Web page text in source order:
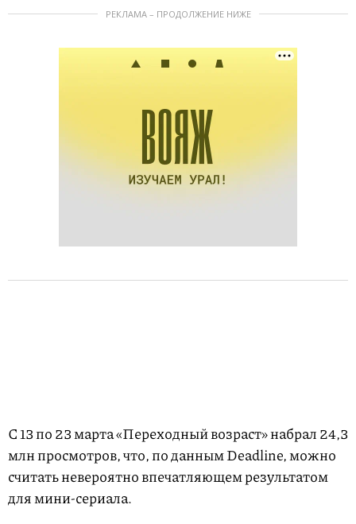
РЕКЛАМА – ПРОДОЛЖЕНИЕ НИЖЕ
С 13 по 23 марта «Переходный возраст» набрал 24,3
млн просмотров, что, по данным Deadline, можно
считать невероятно впечатляющем результатом
для мини-сериала.